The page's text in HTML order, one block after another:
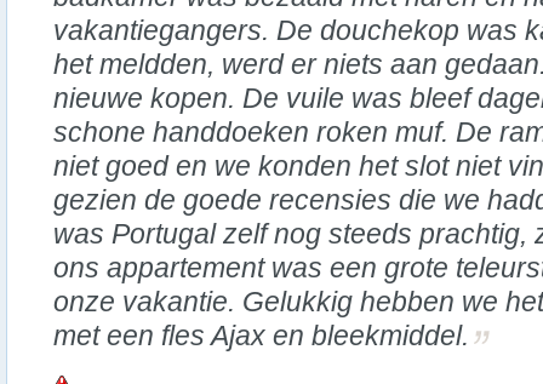
vakantiegangers. De douchekop was
het meldden, werd er niets aan
nieuwe kopen. De vuile was bleef
schone handdoeken roken muf. De
niet goed en we konden het slot niet
gezien de goede recensies die we
was Portugal zelf nog steeds prachtig,
ons appartement was een grote
onze vakantie. Gelukkig hebben we
met een fles Ajax en bleekmiddel.